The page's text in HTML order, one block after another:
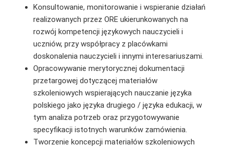
Konsultowanie, monitorowanie i wspieranie działań
realizowanych przez ORE ukierunkowanych na
rozwój kompetencji językowych nauczycieli i
uczniów, przy współpracy z placówkami
doskonalenia nauczycieli i innymi interesariuszami.
Opracowywanie merytorycznej dokumentacji
przetargowej dotyczącej materiałów
szkoleniowych wspierających nauczanie języka
polskiego jako języka drugiego / języka edukacji, w
tym analiza potrzeb oraz przygotowywanie
specyfikacji istotnych warunków zamówienia.
Tworzenie koncepcji materiałów szkoleniowych